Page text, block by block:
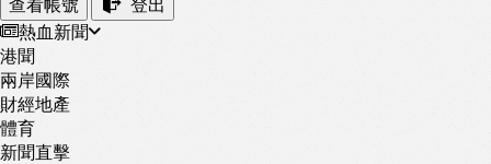
查看帳號
登出
熱血新聞
港聞
兩岸國際
財經地產
體育
新聞直擊